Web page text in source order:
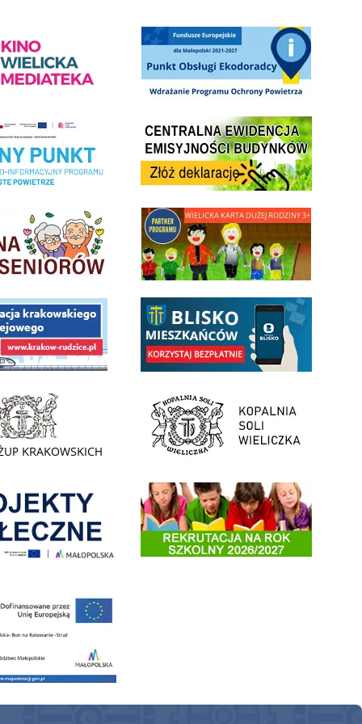
Punkt Obsługi Ekodoradcy Wieliczka
Czyste Powietrze w Gminie WieliczkaCentrala Ewidencja Emisyjności Budynków - złóż
Rady Seniorow - Wieliczka link do strony - Wielicka Karta Dużej Rodziny
Społecznego
budowy linii kolejowej Krakow Rudzicelink do opisu aplikacji - BLISKO, Gmina Wieliczka w
Żup Krakowskich Wieliczka link do strony Kopalni Soli Wieliczka
Informacja o terminach rekrutacji na rok szkolny 2026/